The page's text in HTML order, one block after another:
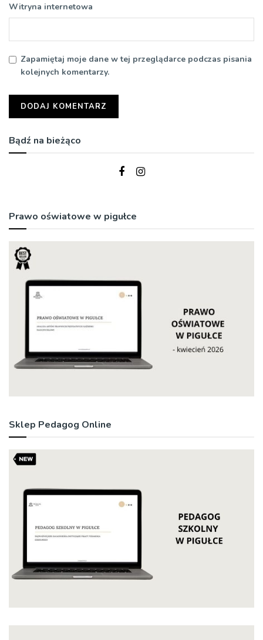
Witryna internetowa
Zapamiętaj moje dane w tej przeglądarce podczas pisania
kolejnych komentarzy.
Bądź na bieżąco
Prawo oświatowe w pigułce
Sklep Pedagog Online